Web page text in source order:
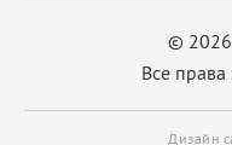
©
Все
Дизайн